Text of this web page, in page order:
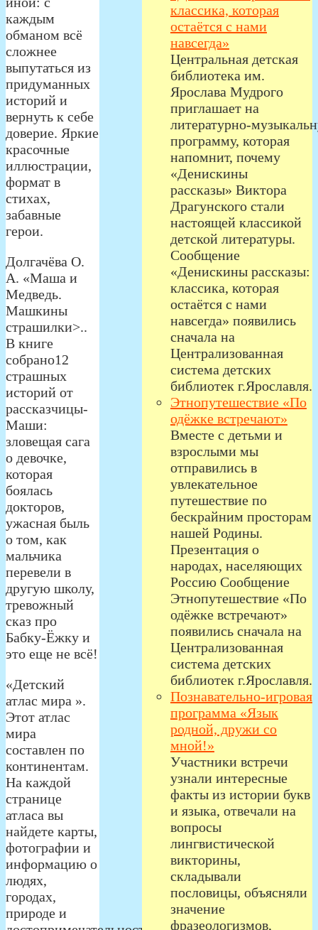
каждым
обманом всё
сложнее
выпутаться из
придуманных
историй и
вернуть к себе
доверие. Яркие
красочные
иллюстрации,
формат в
стихах,
забавные
герои.
Долгачёва О.
А. «Маша и
Медведь.
Машкины
страшилки>..
В книге
собрано12
страшных
историй от
рассказчицы-
Маши:
зловещая сага
о девочке,
которая
боялась
докторов,
ужасная быль
о том, как
мальчика
перевели в
другую школу,
тревожный
сказ про
Бабку-Ёжку и
это еще не всё!
«Детский
атлас мира ».
Этот атлас
мира
составлен по
континентам.
На каждой
странице
атласа вы
найдете карты,
фотографии и
информацию о
людях,
городах,
природе и
классика, которая
остаётся с нами
навсегда»
Центральная детская
библиотека им.
Ярослава Мудрого
приглашает на
программу, которая
напомнит, почему
«Денискины
рассказы» Виктора
Драгунского стали
настоящей классикой
детской литературы.
Сообщение
«Денискины рассказы:
классика, которая
остаётся с нами
навсегда» появились
сначала на
Централизованная
система детских
библиотек г.Ярославля.
Этнопутешествие «По
одёжке встречают»
Вместе с детьми и
взрослыми мы
отправились в
увлекательное
путешествие по
бескрайним просторам
нашей Родины.
Презентация о
народах, населяющих
Россию Сообщение
Этнопутешествие «По
одёжке встречают»
появились сначала на
Централизованная
система детских
библиотек г.Ярославля.
Познавательно-игровая
программа «Язык
родной, дружи со
мной!»
Участники встречи
узнали интересные
факты из истории букв
и языка, отвечали на
вопросы
лингвистической
викторины,
складывали
пословицы, объясняли
значение
фразеологизмов,